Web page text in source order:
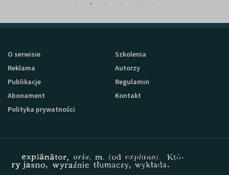
O serwisie
Szkolenia
Reklama
Autorzy
Publikacje
Regulamin
Abonament
Kontakt
Polityka prywatności